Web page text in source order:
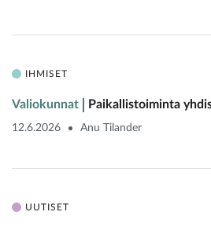
IHMISET
Valiokunnat Paikallistoiminta
12.6.2026 Anu Tilander
UUTISET